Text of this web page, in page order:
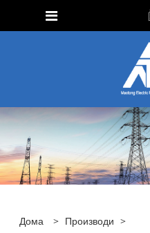
Дома > Производи >